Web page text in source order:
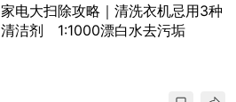
家电大扫除攻略｜清洗衣机忌用3种
清洁剂 1:1000漂白水去污垢